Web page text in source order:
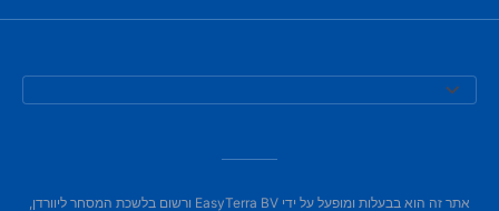
אתר זה הוא בבעלות ומופעל על ידי EasyTerra BV ורשום בלשכת המסחר ליוורדן,